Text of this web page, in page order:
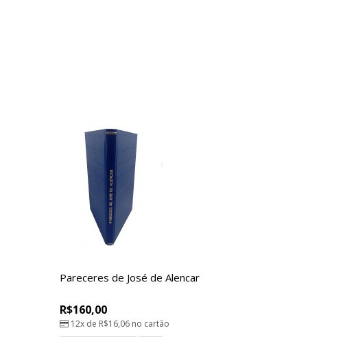
Pareceres de José de Alencar
R$160,00
12x de R$16,06 no cartão